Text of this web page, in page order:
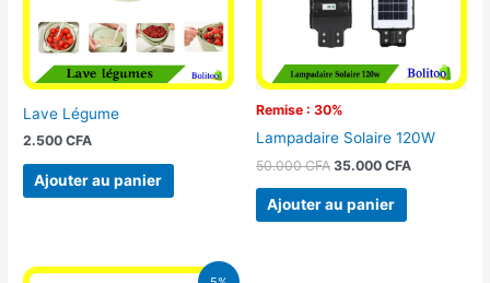
Lave Légume
2.500CFA
Ajouter au panier
Remise : 30%
Lampadaire Solaire 120W
50.000CFA 35.000 CFA
Ajouter au panier
Le
Le